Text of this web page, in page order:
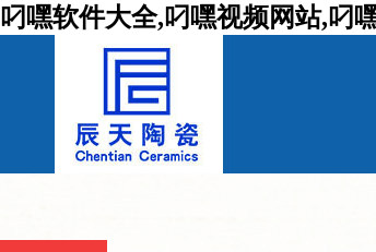
叼嘿软件大全,叼嘿视频网站,叼